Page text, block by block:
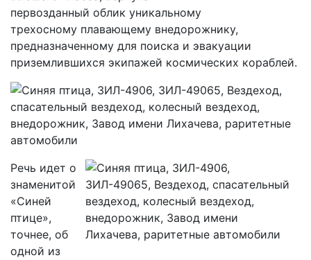
первозданный облик уникальному
трехосному плавающему внедорожнику,
предназначенному для поиска и эвакуации
приземлившихся экипажей космических кораблей.
Речь идет о
знаменитой
«Синей
птице»,
точнее, об
одной из